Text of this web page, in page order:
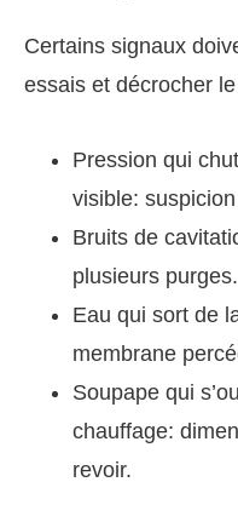
Certains signaux
essais et décrocher
Pression qui
visible:
Bruits de
plusieurs purges.
Eau qui sort de
membrane
Soupape qui
chauffage:
revoir.